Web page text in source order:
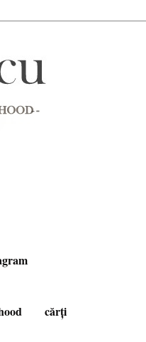
cărți